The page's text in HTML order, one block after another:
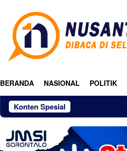
BERANDA NASIONAL POLITIK
Konten Spesial